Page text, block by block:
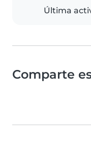
Última
Comparte